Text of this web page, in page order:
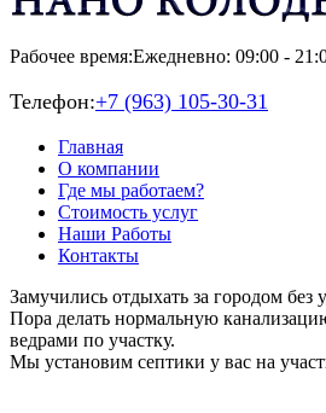
Рабочее время:Ежедневно: 09:00 -
Телефон:+7 (963) 105-30-31
Главная
О компании
Где мы работаем?
Стоимость услуг
Наши Работы
Контакты
Замучились отдыхать за городом без
Пора делать нормальную
ведрами по участку.
Мы установим септики у вас на